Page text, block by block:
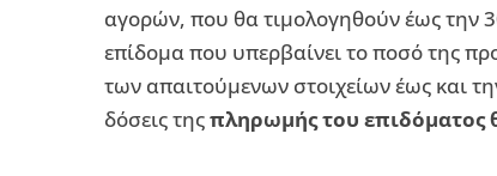
αγορών, που θα τιμολογηθούν έως την
επίδομα που υπερβαίνει το ποσό της
των απαιτούμενων στοιχείων έως και
δόσεις τηςπληρωμής του επιδόματος